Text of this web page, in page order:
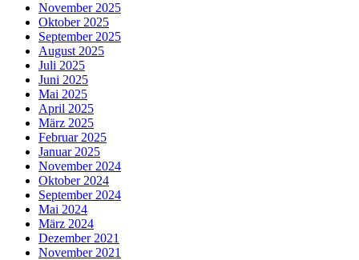
November 2025
Oktober 2025
September 2025
August 2025
Juli 2025
Juni 2025
Mai 2025
April 2025
März 2025
Februar 2025
Januar 2025
November 2024
Oktober 2024
September 2024
Mai 2024
März 2024
Dezember 2021
November 2021